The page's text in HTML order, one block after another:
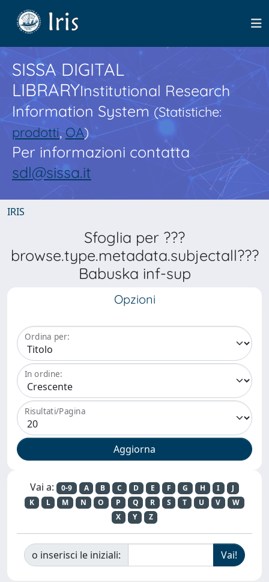
SISSA DIGITAL
LIBRARYInstitutional Research
Information System(Statistiche:
prodotti,OA)
Per informazioni contatta
sdl@sissa.it
IRIS
Sfoglia per ???
browse.type.metadata.subjectall???
Babuska inf-sup
Opzioni
Ordina per:
In ordine:
Risultati/Pagina
Vai a: 0-9 A B C D E F G H I
J
K
L M N O P Q R S T U V
W
X
Y Z
o inserisci le iniziali: